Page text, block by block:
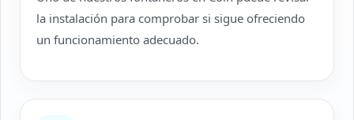
la instalación para comprobar si sigue ofreciendo
un funcionamiento adecuado.